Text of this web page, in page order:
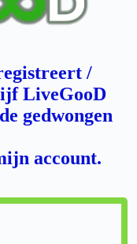
/
LiveGooD
gedwongen
account.